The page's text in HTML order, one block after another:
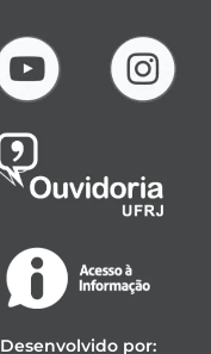
Desenvolvido por: